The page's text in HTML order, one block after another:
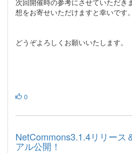
想をお寄せいただけますと幸いです。
どうぞよろしくお願いいたします。
0
NetCommons3.1.4リリース
アル公開！